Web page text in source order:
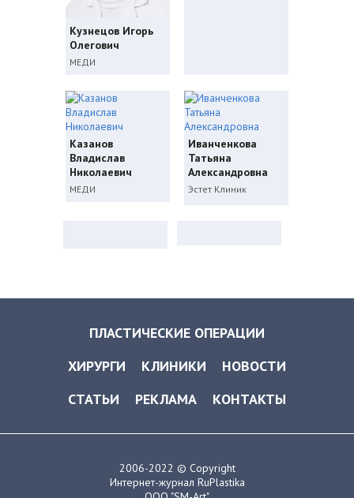
Кузнецов Игорь
Олегович
МЕДИ
Казанов
Владислав
Николаевич
МЕДИ
Иванченкова
Татьяна
Александровна
Эстет Клиник
ПЛАСТИЧЕСКИЕ ОПЕРАЦИИ
ХИРУРГИ
КЛИНИКИ
НОВОСТИ
СТАТЬИ
РЕКЛАМА КОНТАКТЫ
2006-2022 © Copyright
Интернет-журнал RuPlastika